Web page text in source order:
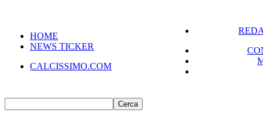
HOME
NEWS TICKER
CALCISSIMO.COM